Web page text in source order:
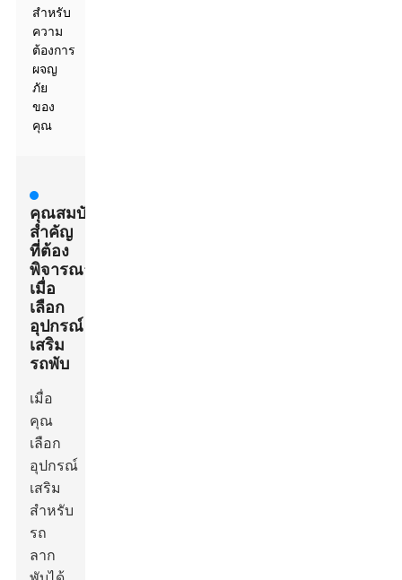
สำหรับ
ความ
ต้องการ
ผจญ
ภัย
ของ
คุณ
คุณสมบัติ
สำคัญ
ที่ต้อง
พิจารณา
เมื่อ
เลือก
อุปกรณ์
เสริม
รถพับ
เมื่อ
คุณ
เลือก
อุปกรณ์
เสริม
สำหรับ
รถ
ลาก